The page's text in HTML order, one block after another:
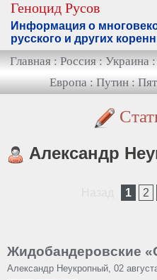
Геноцид Русов
Информация о
русского и других
Главная : Россия : Украина :
Европа : Путин :
Александр
1 2
Жидобандеровские
Александр Неукропный, 02